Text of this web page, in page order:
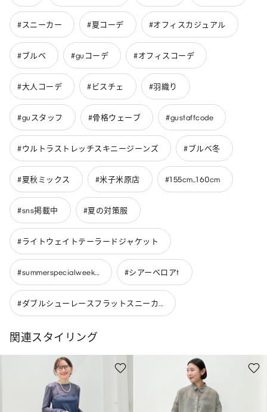
#スニーカー #夏コーデ #オフィスカジュアル
#ブルベ #guコーデ #オフィスコーデ
#大人コーデ #ビスチェ #羽織り
#guスタッフ #骨格ウェーブ #gustaffcode
#ウルトラストレッチスキニージーンズ #ブルベ冬
#夏秋ミックス #米子米原店 #155cm_160cm
#sns掲載中 #夏の対策服
#ライトウェイトテーラードジャケット
#summerspecialweek... #シアーベロアt
#ダブルシューレースフラットスニーカ...
関連スタイリング